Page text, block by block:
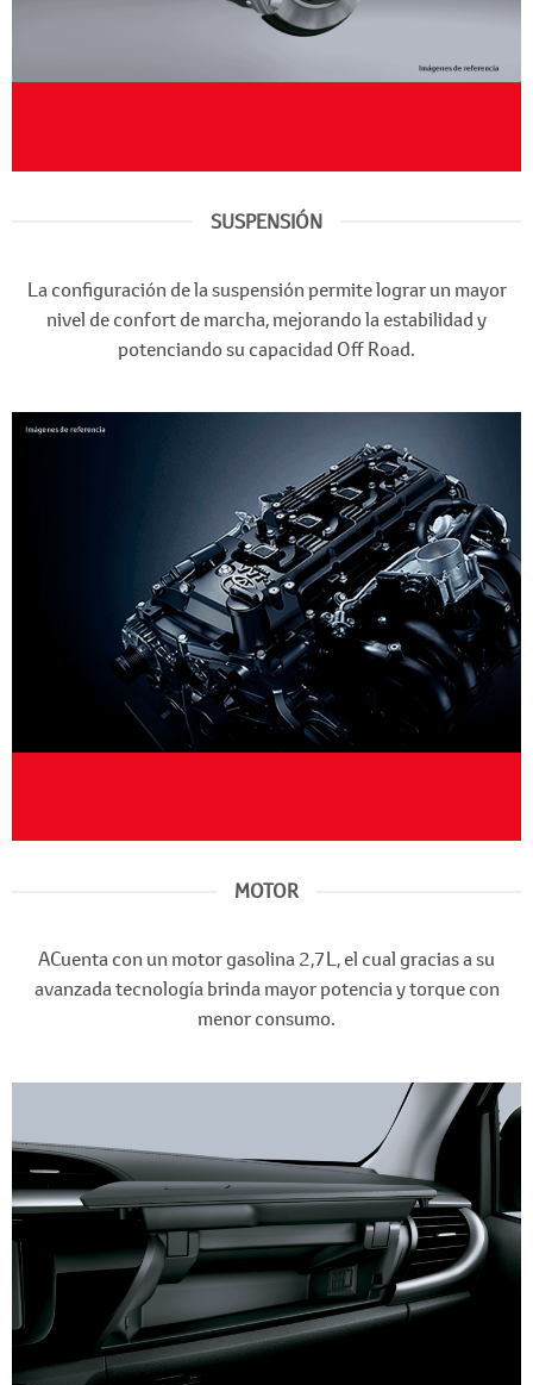
SUSPENSIÓN
La configuración de la suspensión permite lograr un mayor
nivel de confort de marcha, mejorando la estabilidad y
potenciando su capacidad Off Road.
MOTOR
ACuenta con un motor gasolina 2,7L, el cual gracias a su
avanzada tecnología brinda mayor potencia y torque con
menor consumo.